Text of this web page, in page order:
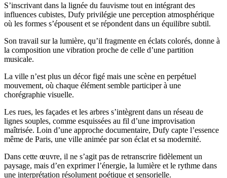
S’inscrivant dans la lignée du fauvisme tout en intégrant des
influences cubistes, Dufy privilégie une perception atmosphérique
où les formes s’épousent et se répondent dans un équilibre subtil.
Son travail sur la lumière, qu’il fragmente en éclats colorés, donne à
la composition une vibration proche de celle d’une partition
musicale.
La ville n’est plus un décor figé mais une scène en perpétuel
mouvement, où chaque élément semble participer à une
chorégraphie visuelle.
Les rues, les façades et les arbres s’intègrent dans un réseau de
lignes souples, comme esquissées au fil d’une improvisation
maîtrisée. Loin d’une approche documentaire, Dufy capte l’essence
même de Paris, une ville animée par son éclat et sa modernité.
Dans cette œuvre, il ne s’agit pas de retranscrire fidèlement un
paysage, mais d’en exprimer l’énergie, la lumière et le rythme dans
une interprétation résolument poétique et sensorielle.